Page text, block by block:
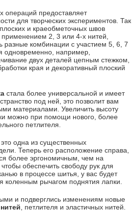
предоставляет
для творческих экспериментов. Так
и краеобметочных швов
2, 3 или 4-х нитей,
разные комбинации с участием 5, 6, 7
одновременно, например,
двух деталей цепным стежком,
края и декоративный плоский
стала более универсальной и имеет
под ней, это позволит вам
материалами. Увеличить высоту
можно при помощи нового, более
петлителя.
одна из существенных
Теперь его расположение справа,
более эргономичным, чем на
обеспечить свободу рук для
в процессе шитья, у вас будет
коленным рычагом поднятия лапки.
и подверглись изменениям новые
, петлителя и эластичных нитей.